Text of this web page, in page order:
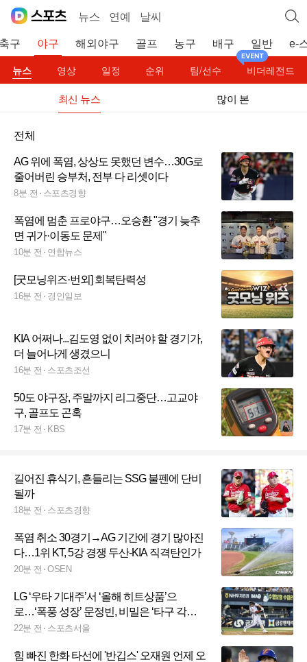
뉴스 연예 날씨
구 야구 해외야구 골프 농구 배구 일반 e-
뉴스 영상 일정 순위 팀/선수 비더레전드
최신 뉴스 많이 본
전체
AG 위에 폭염, 상상도 못했던 변수…30G로
줄어버린 승부처, 전부 다 리셋이다
8분 전 스포츠경향
폭염에 멈춘 프로야구…오승환 "경기 늦추
면 귀가·이동도 문제"
10분 전 연합뉴스
[굿모닝위즈·번외] 회복탄력성
16분 전 경인일보
KIA 어쩌나...김도영 없이 치러야 할 경기가,
더 늘어나게 생겼으니
16분 전 스포츠조선
50도 야구장, 주말까지 리그중단…고교야
구, 골프도 곤혹
17분 전 KBS
길어진 휴식기, 흔들리는 SSG 불펜에 단비
될까
18분 전 스포츠경향
폭염 취소 30경기→AG 기간에 경기 많아진
다…1위 KT, 5강 경쟁 두산-KIA 직격탄인가
20분 전 OSEN
LG ‘우타 기대주’서 ‘올해 히트상품’으
로…‘폭풍 성장’ 문정빈, 비밀은 ‘타구 각
도’에 있다 [SS시선집중]
22분 전 스포츠서울
힘 빠진 한화 타선에 '반깁스' 오재원 언제 오